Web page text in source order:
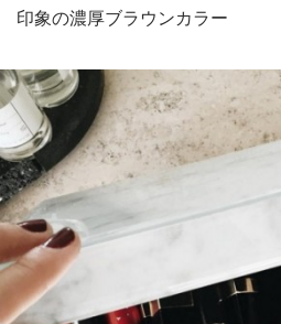
印象の濃厚ブラウンカラー